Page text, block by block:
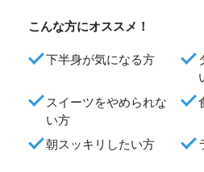
こんな方にオススメ！
下半身が気になる方
スイーツをやめられな
い方
朝スッキリしたい方